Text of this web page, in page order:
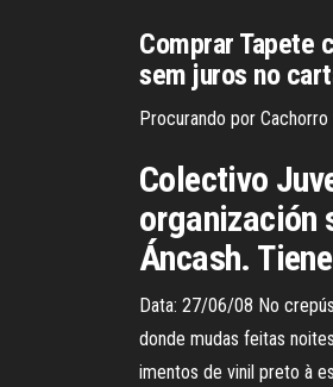
Comprar Tapete
sem juros no
Procurando por
Colectivo
organización
Áncash.
Data: 27/06/08 No
donde mudas feitas
imentos de vinil preto à